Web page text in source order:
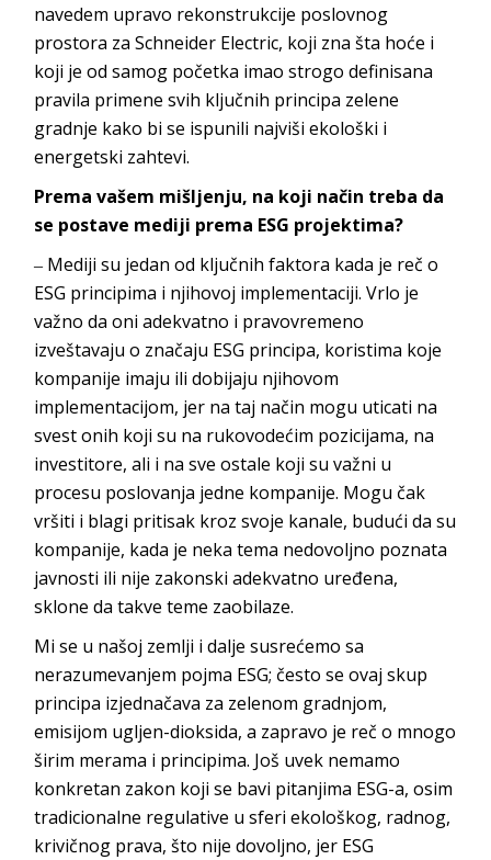
navedem upravo rekonstrukcije poslovnog
prostora zaSchneider Electric, koji zna šta hoće i
koji je od samog početka imao strogo definisana
pravila primene svih ključnih principa zelene
gradnje kako bi se ispunili najviši ekološki i
energetski zahtevi.
Prema vašem mišljenju, na koji način treba da
se postave mediji prema ESG projektima?
‒ Mediji su jedan od ključnih faktora kada je reč o
ESG principima i njihovoj implementaciji. Vrlo je
važno da oni adekvatno i pravovremeno
izveštavaju o značaju ESG principa, koristima koje
kompanije imaju ili dobijaju njihovom
implementacijom, jer na taj način mogu uticati na
svest onih koji su na rukovodećim pozicijama, na
investitore, ali i na sve ostale koji su važni u
procesu poslovanja jedne kompanije. Mogu čak
vršiti i blagi pritisak kroz svoje kanale, budući da su
kompanije, kada je neka tema nedovoljno poznata
javnosti ili nije zakonski adekvatno uređena,
sklone da takve teme zaobilaze.
Mi se u našoj zemlji i dalje susrećemo sa
nerazumevanjem pojma ESG; često se ovaj skup
principa izjednačava za zelenom gradnjom,
emisijom ugljen-dioksida, a zapravo je reč o mnogo
širim merama i principima. Još uvek nemamo
konkretan zakon koji se bavi pitanjima ESG-a, osim
tradicionalne regulative u sferi ekološkog, radnog,
krivičnog prava, što nije dovoljno, jer ESG